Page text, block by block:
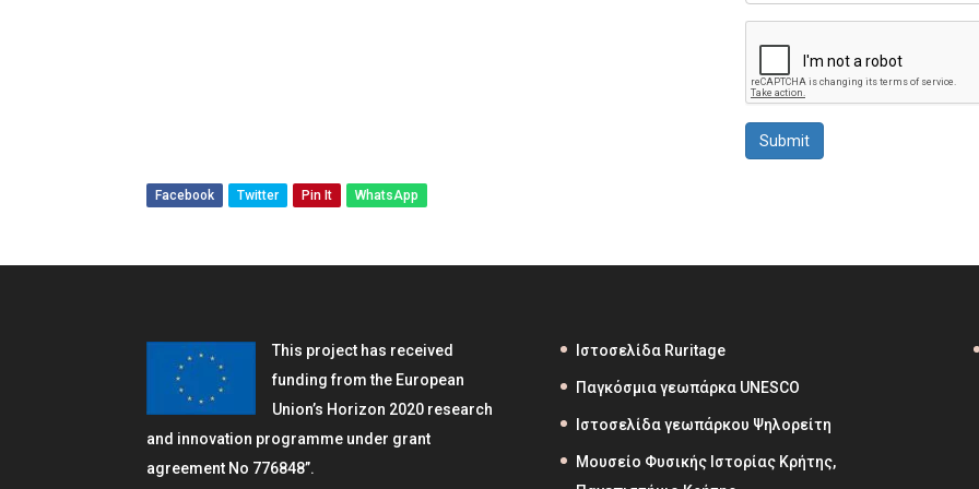
Submit
Facebook Twitter Pin It WhatsApp
This project has received
funding from the European
Union’s Horizon 2020 research
and innovation programme under grant
agreement No 776848”.
Ιστοσελίδα Ruritage
Παγκόσμια γεωπάρκα UNESCO
Ιστοσελίδα γεωπάρκου Ψηλορείτη
Μουσείο Φυσικής Ιστορίας Κρήτης,